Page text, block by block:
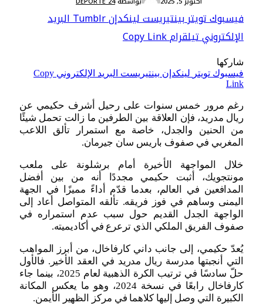
فيسبوكتويتربينتيريستلينكدإنTumblrالبريد
الإلكترونيتيلقرامCopy Link
شاركها
فيسبوك تويتر لينكدإن بينتيريست البريد الإلكتروني Copy
Link
رغم مرور خمس سنوات على رحيل أشرف حكيمي عن
ريال مدريد، فإن العلاقة بين الطرفين ما زالت تحمل شيئًا
من الحنين والجدل، خاصة مع استمرار تألق اللاعب
المغربي في صفوف باريس سان جيرمان.
خلال المواجهة الأخيرة أمام برشلونة على ملعب
مونتجويك، أثبت حكيمي مجددًا أنه من بين أفضل
المدافعين في العالم، بعدما قدّم أداءً مميزًا في الجهة
اليمنى وساهم في فوز فريقه. تألقه المتواصل أعاد إلى
الواجهة الجدل القديم حول سبب عدم استمراره في
صفوف الفريق الملكي الذي ترعرع في أكاديميته.
يُعدّ حكيمي، إلى جانب داني كارفاخال، من أبرز المواهب
التي أنجبتها مدرسة ريال مدريد في العقد الأخير. فالأول
حلّ سادسًا في ترتيب الكرة الذهبية لعام 2025، بينما جاء
كارفاخال رابعًا في نسخة 2024، وهو ما يعكس المكانة
الكبيرة التي وصل إليها كلاهما في مركز الظهير الأيمن.